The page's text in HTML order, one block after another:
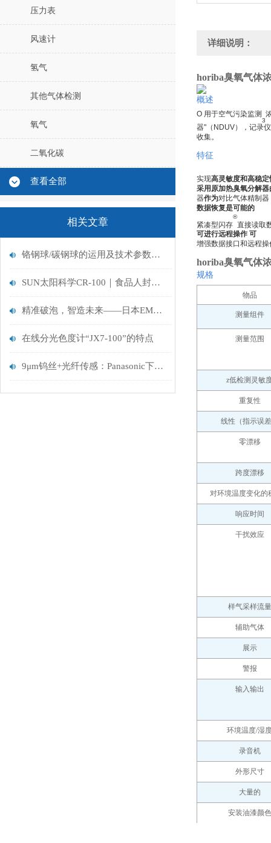
压力表
风速计
氢气
其他气体检测
氧气
二氧化碳
查看全部
相关文章
铬钢球/碳钢球的运用及技术参数分析
SUN太阳科学CR-100｜食品人封神的品质管控神器
精准破泡，智造未来——日本EME V-mini330真空搅拌消泡机全面解析
在线分光色度计“JX7-100”的特点
9μm钨丝+光纤传感：Panasonic下一代机器人智能线材揭秘
详细说明：
horiba臭氧气体
概述
O 用于空气污染监测
3
器"（NDUV），记录
收集。
特征
实现高灵敏度和高稳定
采用原加热臭氧分解
器作为对比气体精制
数据恢复是可能的
紧凑型闪存
®
直接读取
可进行远程操作 可
增强数据接口和远程
horiba臭氧气体
规格
物品
测量组件
测量范围
z低检测灵敏
重复性
线性（指示误
零漂移
跨度漂移
对环境温度变化的
响应时间
干扰效应
样气采样流量
辅助气体
展示
警报
输入输出
环境温度/湿
录音机
外形尺寸
大量的
安装油漆颜色